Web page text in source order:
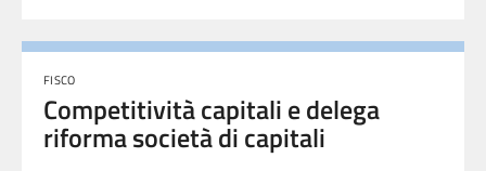
FISCO
Competitività capitali e delega
riforma società di capitali